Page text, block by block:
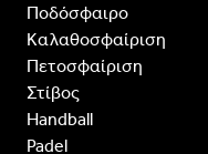
Ποδόσφαιρο
Καλαθοσφαίριση
Πετοσφαίριση
Στίβος
Handball
Padel